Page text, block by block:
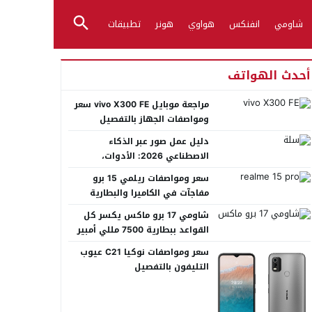
شاومي انفنكس هواوي هونر تطبيقات
أحدث الهواتف
مراجعة موبايل vivo X300 FE سعر
ومواصفات الجهاز بالتفصيل
دليل عمل صور عبر الذكاء
الاصطناعي 2026: الأدوات،
سعر ومواصفات ريلمي 15 برو
مفاجآت في الكاميرا والبطارية
شاومي 17 برو ماكس يكسر كل
القواعد ببطارية 7500 مللي أمبير
سعر ومواصفات نوكيا C21 عيوب
التليفون بالتفصيل